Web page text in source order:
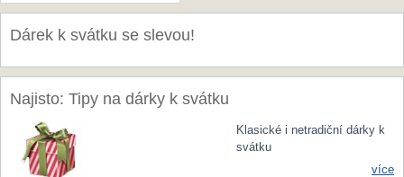
Dárek k svátku se slevou!
Najisto: Tipy na dárky k svátku
Klasické i netradiční dárky k
svátku
více